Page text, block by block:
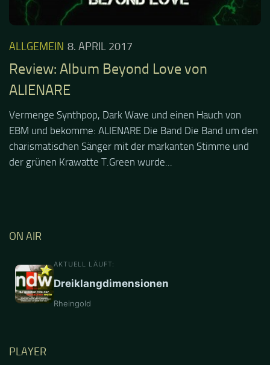
ALLGEMEIN 8. APRIL 2017
Review: Album Beyond Love von
ALIENARE
Vermenge Synthpop, Dark Wave und einen Hauch von
EBM und bekomme: ALIENARE Die Band Die Band um den
charismatischen Sänger mit der markanten Stimme und
der grünen Krawatte T.Green wurde...
ON AIR
AKTUELL LÄUFT:
Dreiklangdimensionen
Rheingold
PLAYER